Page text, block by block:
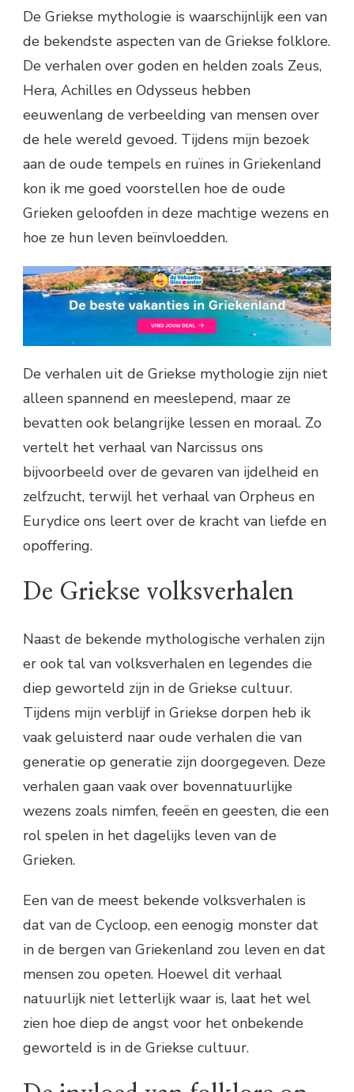
De Griekse mythologie is waarschijnlijk een van
de bekendste aspecten van de Griekse folklore.
De verhalen over goden en helden zoals Zeus,
Hera, Achilles en Odysseus hebben
eeuwenlang de verbeelding van mensen over
de hele wereld gevoed. Tijdens mijn bezoek
aan de oude tempels en ruïnes in Griekenland
kon ik me goed voorstellen hoe de oude
Grieken geloofden in deze machtige wezens en
hoe ze hun leven beïnvloedden.
De verhalen uit de Griekse mythologie zijn niet
alleen spannend en meeslepend, maar ze
bevatten ook belangrijke lessen en moraal. Zo
vertelt het verhaal van Narcissus ons
bijvoorbeeld over de gevaren van ijdelheid en
zelfzucht, terwijl het verhaal van Orpheus en
Eurydice ons leert over de kracht van liefde en
opoffering.
De Griekse volksverhalen
Naast de bekende mythologische verhalen zijn
er ook tal van volksverhalen en legendes die
diep geworteld zijn in de Griekse cultuur.
Tijdens mijn verblijf in Griekse dorpen heb ik
vaak geluisterd naar oude verhalen die van
generatie op generatie zijn doorgegeven. Deze
verhalen gaan vaak over bovennatuurlijke
wezens zoals nimfen, feeën en geesten, die een
rol spelen in het dagelijks leven van de
Grieken.
Een van de meest bekende volksverhalen is
dat van de Cycloop, een eenogig monster dat
in de bergen van Griekenland zou leven en dat
mensen zou opeten. Hoewel dit verhaal
natuurlijk niet letterlijk waar is, laat het wel
zien hoe diep de angst voor het onbekende
geworteld is in de Griekse cultuur.